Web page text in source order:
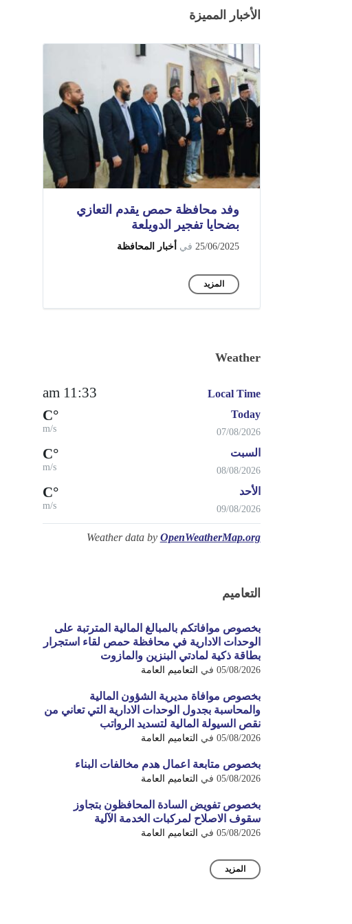
الأخبار المميزة
وفد محافظة حمص يقدم التعازي
بضحايا تفجير الدويلعة
25/06/2025 في أخبار المحافظة
المزيد
Weather
Local Time
11:33 am
Today
07/08/2026
°C
m/s
السبت
08/08/2026
°C
m/s
الأحد
09/08/2026
°C
m/s
Weather data by OpenWeatherMap.org
التعاميم
بخصوص موافاتكم بالمبالغ المالية المترتبة على
الوحدات الادارية في محافظة حمص لقاء استجرار
بطاقة ذكية لمادتي البنزين والمازوت
05/08/2026 في التعاميم العامة
بخصوص موافاة مديرية الشؤون المالية
والمحاسبة بجدول الوحدات الادارية التي تعاني من
نقص السيولة المالية لتسديد الرواتب
05/08/2026 في التعاميم العامة
بخصوص متابعة اعمال هدم مخالفات البناء
05/08/2026 في التعاميم العامة
بخصوص تفويض السادة المحافظون بتجاوز
سقوف الاصلاح لمركبات الخدمة الآلية
05/08/2026 في التعاميم العامة
المزيد